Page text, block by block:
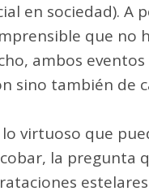
en sociedad). A
que no
ambos
sino también de
virtuoso que
la